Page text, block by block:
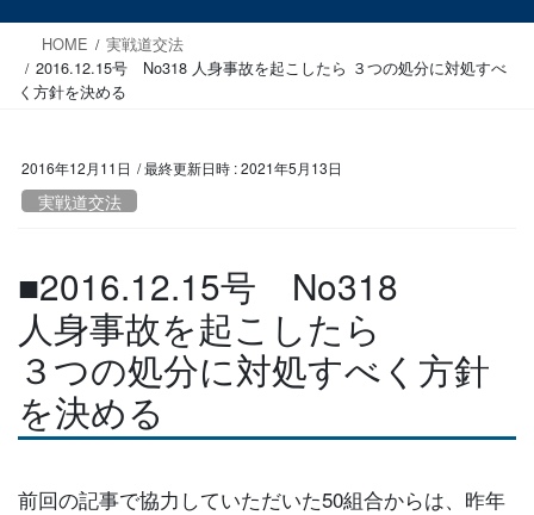
HOME
実戦道交法
2016.12.15号 No318 人身事故を起こしたら ３つの処分に対処すべ
く方針を決める
2016年12月11日 / 最終更新日時 :2021年5月13日
実戦道交法
■2016.12.15号 No318
人身事故を起こしたら
３つの処分に対処すべく方針
を決める
前回の記事で協力していただいた50組合からは、昨年